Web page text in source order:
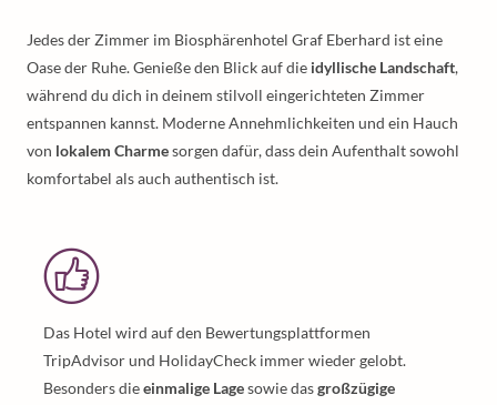
Jedes der Zimmer im Biosphärenhotel Graf Eberhard ist eine
Oase der Ruhe. Genieße den Blick auf die idyllische Landschaft,
während du dich in deinem stilvoll eingerichteten Zimmer
entspannen kannst. Moderne Annehmlichkeiten und ein Hauch
von lokalem Charmesorgen dafür, dass dein Aufenthalt sowohl
komfortabel als auch authentisch ist.
Das Hotel wird auf den Bewertungsplattformen
TripAdvisor und HolidayCheck immer wieder gelobt.
Besonders dieeinmalige Lagesowie dasgroßzügige